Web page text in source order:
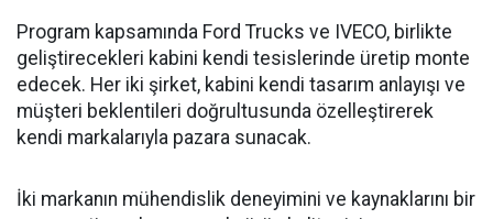
Program kapsamında Ford Trucks ve IVECO, birlikte
geliştirecekleri kabini kendi tesislerinde üretip monte
edecek. Her iki şirket, kabini kendi tasarım anlayışı ve
müşteri beklentileri doğrultusunda özelleştirerek
kendi markalarıyla pazara sunacak.
İki markanın mühendislik deneyimini ve kaynaklarını bir